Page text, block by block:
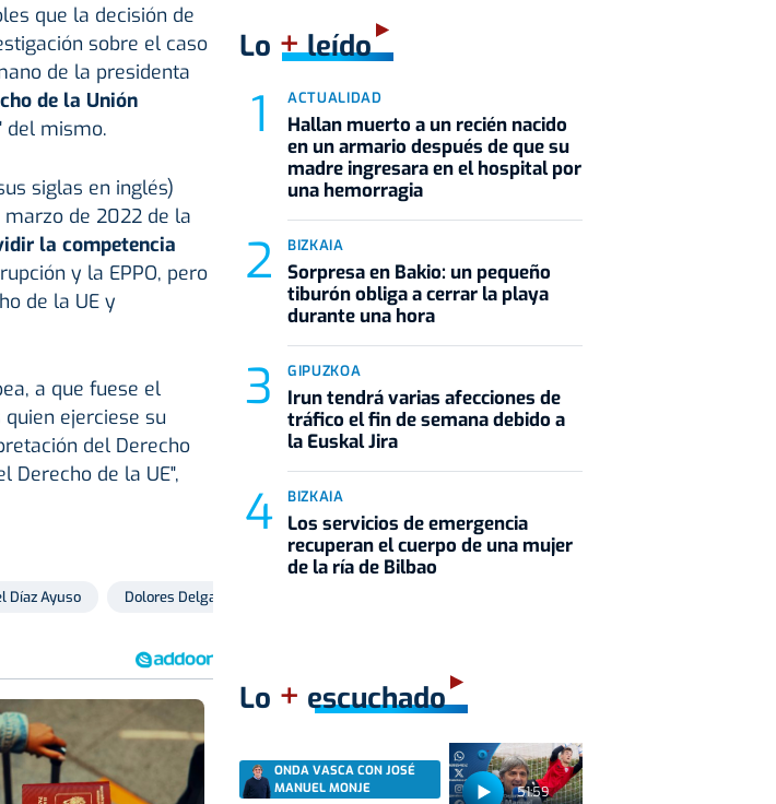
que la decisión de
sobre el caso
de la presidenta
de la Unión
del mismo.
siglas en inglés)
de 2022 de la
la competencia
y la EPPO, pero
de la UE y
a que fuese el
ejerciese su
del Derecho
Derecho de la UE",
Díaz Ayuso Dolores Delgado
Lo +leído
ACTUALIDAD
Hallan muerto a un recién nacido
en un armario después de que su
madre ingresara en el hospital por
una hemorragia
BIZKAIA
Sorpresa en Bakio: un pequeño
tiburón obliga a cerrar la playa
durante una hora
GIPUZKOA
Irun tendrá varias afecciones de
tráfico el fin de semana debido a
la Euskal Jira
BIZKAIA
Los servicios de emergencia
recuperan el cuerpo de una mujer
de la ría de Bilbao
Lo + escuchado
51:59
ONDA VASCA CON JOSÉ
MANUEL MONJE